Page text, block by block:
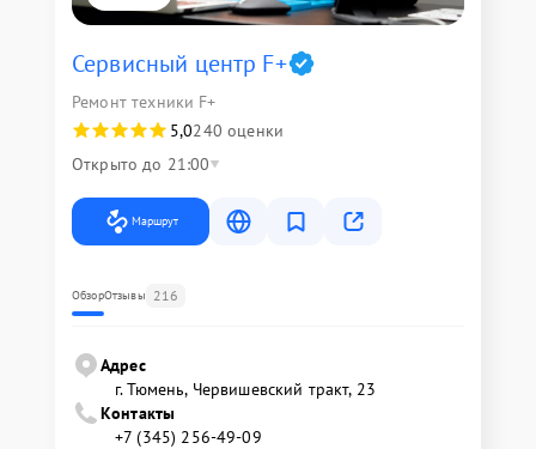
Сервисный центр F+
Ремонт техники F+
5,0240 оценки
Открыто до 21:00
Маршрут
ОбзорОтзывы 216
Адрес
г. Тюмень, ​Червишевский тракт, 23
Контакты
+7 (345) 256-49-09